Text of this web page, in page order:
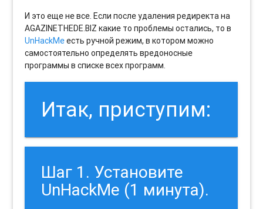
И это еще не все. Если после удаления редиректа на
AGAZINETHEDE.BIZ какие то проблемы остались, то в
UnHackMeесть ручной режим, в котором можно
самостоятельно определять вредоносные
программы в списке всех программ.
Итак, приступим:
Шаг 1. Установите
UnHackMe (1 минута).